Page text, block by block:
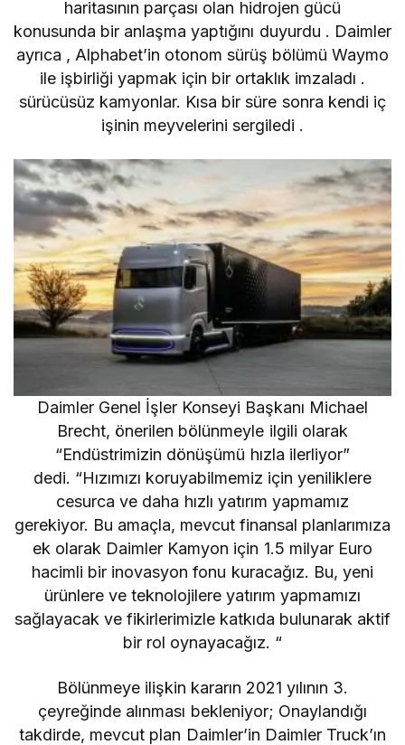
haritasının parçası olan hidrojen gücü
konusunda bir anlaşma yaptığını duyurdu . Daimler
ayrıca , Alphabet’in otonom sürüş bölümüWaymo
ile işbirliği yapmak için bir ortaklık imzaladı .
sürücüsüz kamyonlar. Kısa bir süre sonra kendi iç
işinin meyvelerini sergiledi .
Daimler Genel İşler Konseyi Başkanı Michael
Brecht, önerilen bölünmeyle ilgili olarak
“Endüstrimizin dönüşümü hızla ilerliyor”
dedi. “Hızımızı koruyabilmemiz için yeniliklere
cesurca ve daha hızlı yatırım yapmamız
gerekiyor. Bu amaçla, mevcut finansal planlarımıza
ek olarak Daimler Kamyon için 1.5 milyar Euro
hacimli bir inovasyon fonu kuracağız. Bu, yeni
ürünlere ve teknolojilere yatırım yapmamızı
sağlayacak ve fikirlerimizle katkıda bulunarak aktif
bir rol oynayacağız. “
Bölünmeye ilişkin kararın 2021 yılının 3.
çeyreğinde alınması bekleniyor; Onaylandığı
takdirde, mevcut plan Daimler’in Daimler Truck’ın